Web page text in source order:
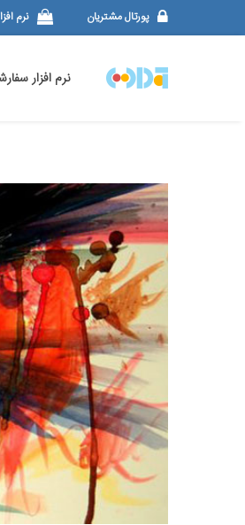
پورتال مشتریان نرم
نرم افزار